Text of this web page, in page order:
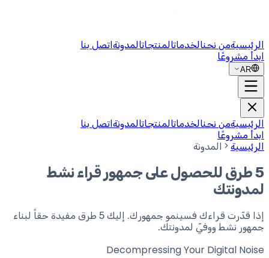
الرئيسيةمن نحنالخدماتالمنتجاتالمدونةاتصل بنا
ابدأ مشروعًا
AR
الرئيسيةمن نحنالخدماتالمنتجاتالمدونةاتصل بنا
ابدأ مشروعًا
الرئيسية
المدونة
5 طرق للحصول على جمهور قراء نشط
لمدونتك
إذا قدّرت قراءك فسينمو جمهورك. إليك 5 طرق مفيدة حقاً لبناء
جمهور نشط ووفيّ لمدونتك.
Decompressing Your Digital Noise